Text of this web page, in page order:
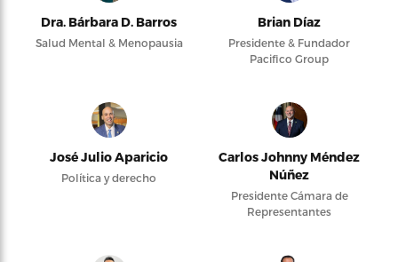
Dra. Bárbara D. Barros
Salud Mental & Menopausia
Brian Díaz
Presidente & Fundador
Pacifico Group
José Julio Aparicio
Política y derecho
Carlos Johnny Méndez
Núñez
Presidente Cámara de
Representantes